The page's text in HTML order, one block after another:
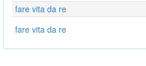
fare vita da re
fare vita da re